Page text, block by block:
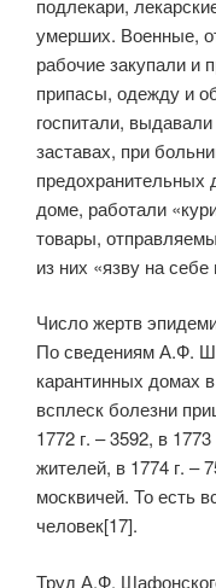
подлекари,
умерших. Военные,
рабочие закупали и
припасы, одежду и
госпитали,
заставах, при
доме, работали
товары,
из них «язву на
Число жертв
По сведениям А.Ф.
карантинных домах
всплеск болезни
1772 г. – 3592, в
жителей, в 1774 г. –
москвичей. То есть
человек[17].
Труд А.Ф.